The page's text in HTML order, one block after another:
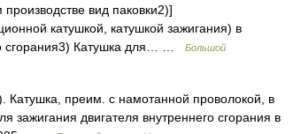
вид паковки2)]
катушкой, катушкой зажигания) в
сгорания3) Катушка для… …
Большой
преим. с намотанной проволокой, в
зажигания двигателя внутреннего сгорания в